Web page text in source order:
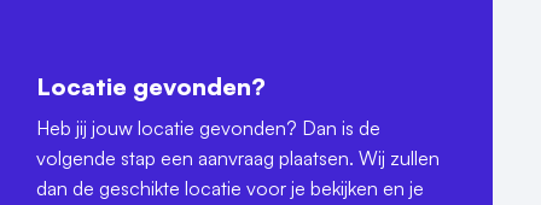
Locatie gevonden?
Heb jij jouw locatie gevonden? Dan is de
volgende stap een aanvraag plaatsen. Wij zullen
dan de geschikte locatie voor je bekijken en je